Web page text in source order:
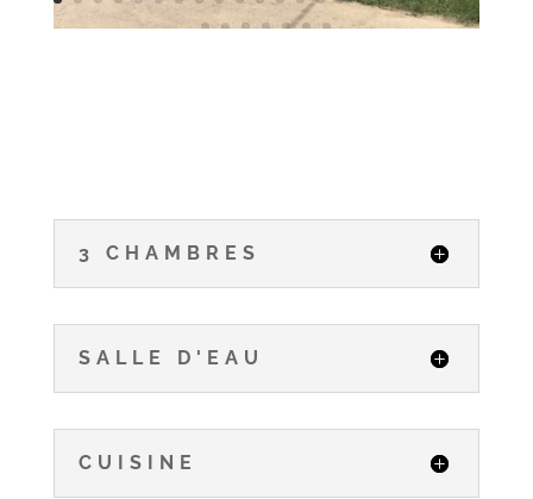
3 CHAMBRES
SALLE D'EAU
CUISINE